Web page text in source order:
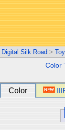
Digital Silk Road >
Color
Color